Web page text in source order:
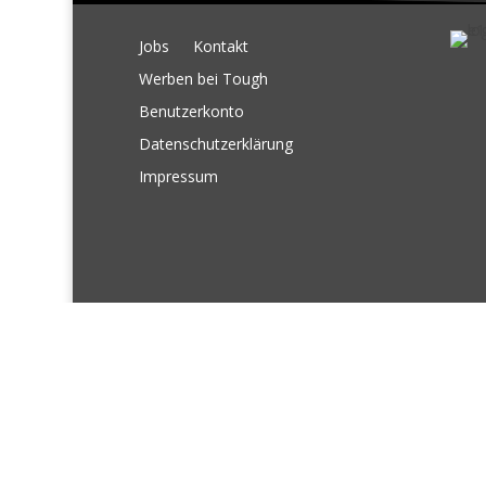
Jobs
Kontakt
Werben bei Tough
Benutzerkonto
Datenschutzerklärung
Impressum